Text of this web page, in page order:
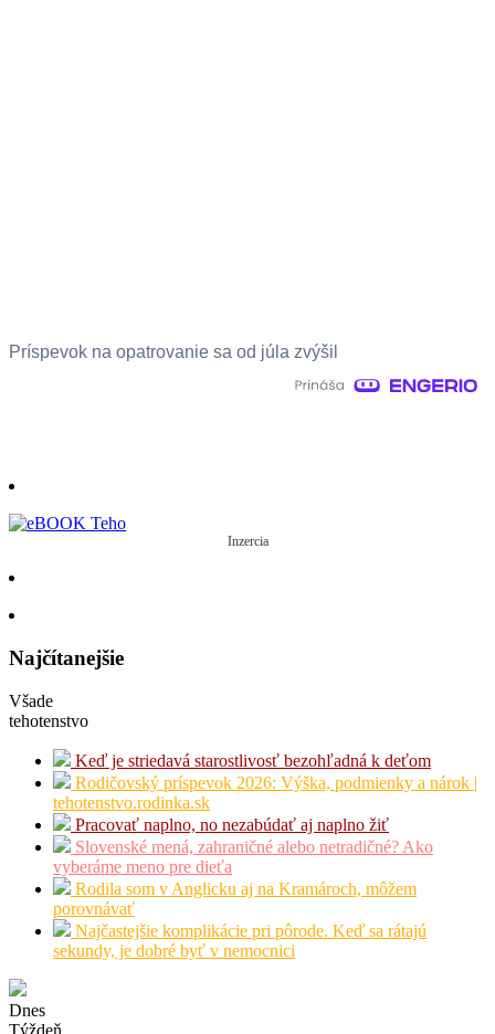
Príspevok na opatrovanie sa od júla zvýšil
Inzercia
Najčítanejšie
Všade
tehotenstvo
Keď je striedavá starostlivosť bezohľadná k deťom
Rodičovský príspevok 2026: Výška, podmienky a nárok |
tehotenstvo.rodinka.sk
Pracovať naplno, no nezabúdať aj naplno žiť
Slovenské mená, zahraničné alebo netradičné? Ako
vyberáme meno pre dieťa
Rodila som v Anglicku aj na Kramároch, môžem
porovnávať
Najčastejšie komplikácie pri pôrode. Keď sa rátajú
sekundy, je dobré byť v nemocnici
Dnes
Týždeň